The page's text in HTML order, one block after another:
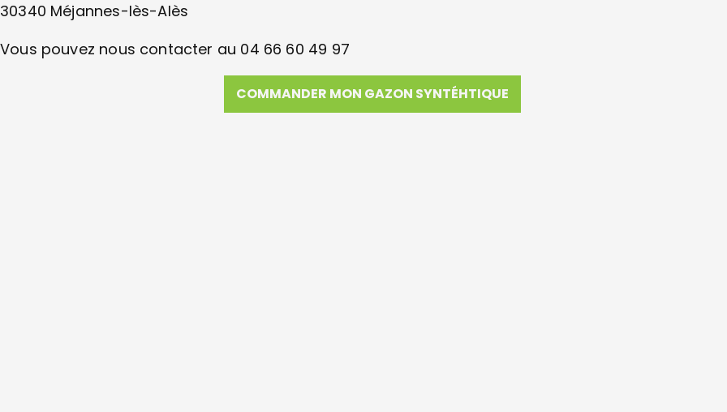
30340 Méjannes-lès-Alès
Vous pouvez nous contacter au 04 66 60 49 97
COMMANDER MON GAZON SYNTÉHTIQUE